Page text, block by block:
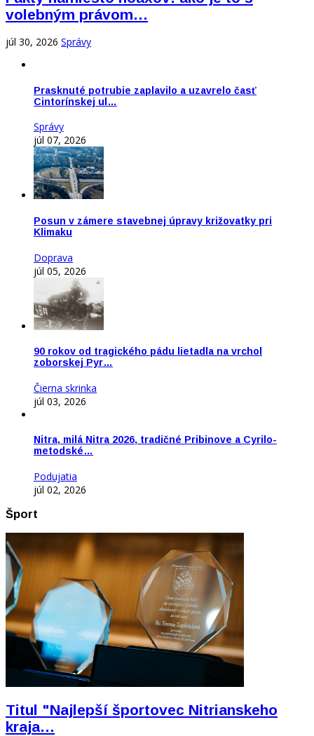
volebným právom…
júl 30, 2026 Správy
Prasknuté potrubie zaplavilo a uzavrelo časť
Cintorínskej ul…
Správy
júl 07, 2026
Posun v zámere stavebnej úpravy križovatky pri
Klimaku
Doprava
júl 05, 2026
90 rokov od tragického pádu lietadla na vrchol
zoborskej Pyr…
Čierna skrinka
júl 03, 2026
Nitra, milá Nitra 2026, tradičné Pribinove a Cyrilo-
metodské…
Podujatia
júl 02, 2026
Šport
Titul "Najlepší športovec Nitrianskeho
kraja…